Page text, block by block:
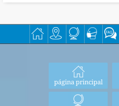
página principal